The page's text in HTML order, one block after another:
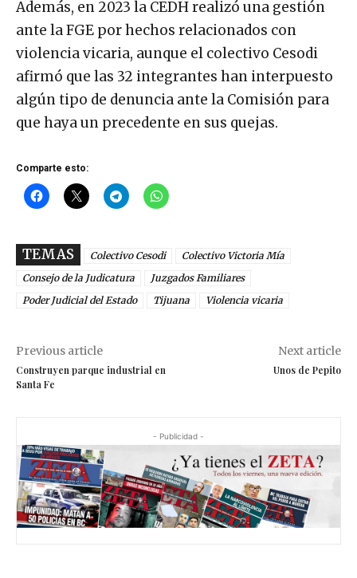
Además, en 2023 la CEDH realizó una gestión
ante la FGE por hechos relacionados con
violencia vicaria, aunque el colectivo Cesodi
afirmó que las 32 integrantes han interpuesto
algún tipo de denuncia ante la Comisión para
que haya un precedente en sus quejas.
Comparte esto:
TEMAS Colectivo Cesodi
Colectivo Victoria Mía
Consejo de la Judicatura
Juzgados Familiares
Poder Judicial del Estado
Tijuana Violencia vicaria
Previous article
Construyen parque industrial en
Santa Fe
Next article
Unos de Pepito
- Publicidad -